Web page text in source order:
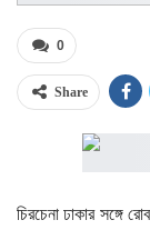
0
Share
চিরচেনা ঢাকার সঙ্গে